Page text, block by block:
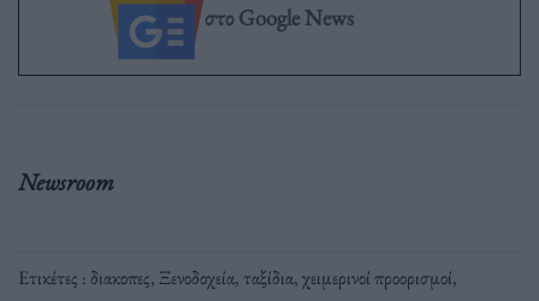
στο Google News
Newsroom
Ετικέτες :διακοπες,Ξενοδοχεία,ταξίδια,χειμερινοί προορισμοί,